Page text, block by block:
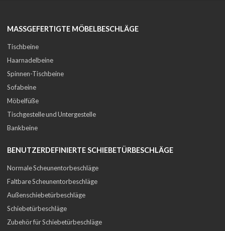
MASSGEFERTIGTE MÖBELBESCHLÄGE
Tischbeine
Haarnadelbeine
Spinnen-Tischbeine
Sofabeine
Möbelfüße
Tischgestelle und Untergestelle
Bankbeine
BENUTZERDEFINIERTE SCHIEBETÜRBESCHLÄGE
Normale Scheunentorbeschläge
Faltbare Scheunentorbeschläge
Außenschiebetürbeschläge
Schiebetürbeschläge
Zubehör für Schiebetürbeschläge